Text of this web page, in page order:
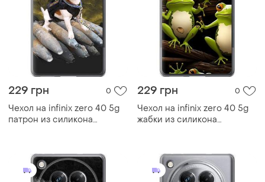
229 грн 0
Чехол на infinix zero 40 5g
патрон из силикона
229 грн 0
Чехол на infinix zero 40 5g
жабки из силикона